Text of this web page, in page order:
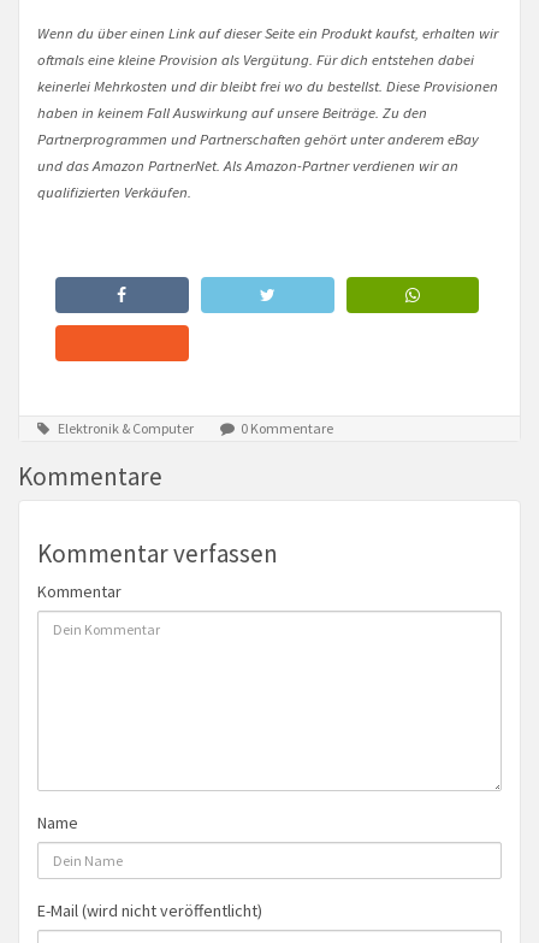
Wenn du über einen Link auf dieser Seite ein Produkt kaufst, erhalten wir
oftmals eine kleine Provision als Vergütung. Für dich entstehen dabei
keinerlei Mehrkosten und dir bleibt frei wo du bestellst. Diese Provisionen
haben in keinem Fall Auswirkung auf unsere Beiträge. Zu den
Partnerprogrammen und Partnerschaften gehört unter anderem eBay
und das Amazon PartnerNet. Als Amazon-Partner verdienen wir an
qualifizierten Verkäufen.
Elektronik & Computer 0 Kommentare
Kommentare
Kommentar verfassen
Kommentar
Name
E-Mail (wird nicht veröffentlicht)